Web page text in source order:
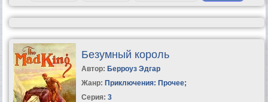
Безумный король
Автор: Берроуз Эдгар
Жанр: Приключения: Прочее;
Серия: 3